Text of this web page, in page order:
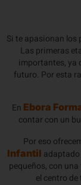
Si te apasionan los
Las primeras
importantes, ya
futuro. Por esta
En Ebora
contar con un
Por eso
Infantil
pequeños, con
el centro